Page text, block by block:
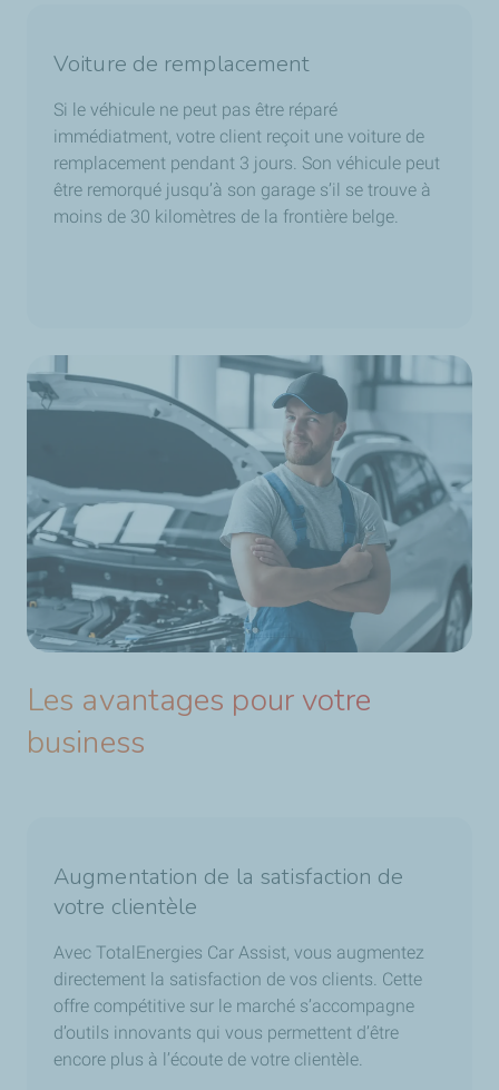
Voiture de remplacement
Si le véhicule ne peut pas être réparé
immédiatment, votre client reçoit une voiture de
remplacement pendant 3 jours. Son véhicule peut
être remorqué jusqu’à son garage s’il se trouve à
moins de 30 kilomètres de la frontière belge.
Les avantages pour votre
business
Augmentation de la satisfaction de
votre clientèle
Avec TotalEnergies Car Assist, vous augmentez
directement la satisfaction de vos clients. Cette
offre compétitive sur le marché s’accompagne
d’outils innovants qui vous permettent d’être
encore plus à l’écoute de votre clientèle.